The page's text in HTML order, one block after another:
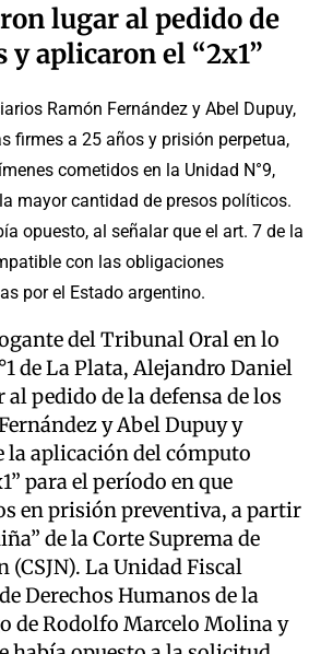
lugar al pedido de
y aplicaron el “2x1”
Ramón Fernández y Abel Dupuy,
firmes a 25 años y prisión perpetua,
cometidos en la Unidad N°9,
mayor cantidad de presos políticos.
opuesto, al señalar que el art. 7 de la
con las obligaciones
por el Estado argentino.
del Tribunal Oral en lo
de La Plata, Alejandro Daniel
pedido de la defensa de los
y Abel Dupuy y
la aplicación del cómputo
para el período en que
en prisión preventiva, a partir
de la Corte Suprema de
(CSJN). La Unidad Fiscal
Derechos Humanos de la
de Rodolfo Marcelo Molina y